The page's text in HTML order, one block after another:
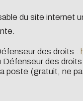
du site internet
des droits :
des
poste (gratuit, ne